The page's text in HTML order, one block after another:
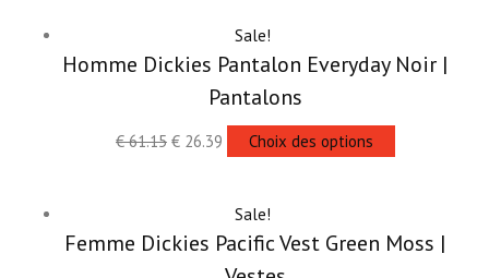
Sale!
Homme Dickies Pantalon Everyday Noir |
Pantalons
€61.15 €26.39 Choix des options
Sale!
Femme Dickies Pacific Vest Green Moss |